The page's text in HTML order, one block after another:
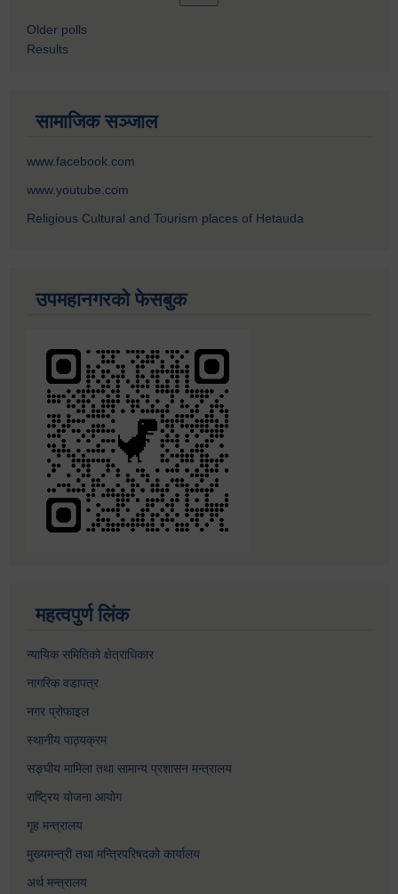
Older polls
Results
सामाजिक सञ्जाल
www.facebook.com
www.youtube.com
Religious Cultural and Tourism places of Hetauda
उपमहानगरको फेसबुक
महत्वपुर्ण लिंक
न्यायिक समितिको क्षेत्राधिकार
नागरिक वडापत्र
नगर प्रोफाइल
स्थानीय पाठ्यक्रम
सङ्घीय मामिला तथा सामान्य प्रशासन मन्त्रालय
राष्ट्रिय योजना आयोग
गृह मन्त्रालय
मुख्यमन्त्री तथा मन्त्रिपरिषदको कार्यालय
अर्थ मन्त्रालय